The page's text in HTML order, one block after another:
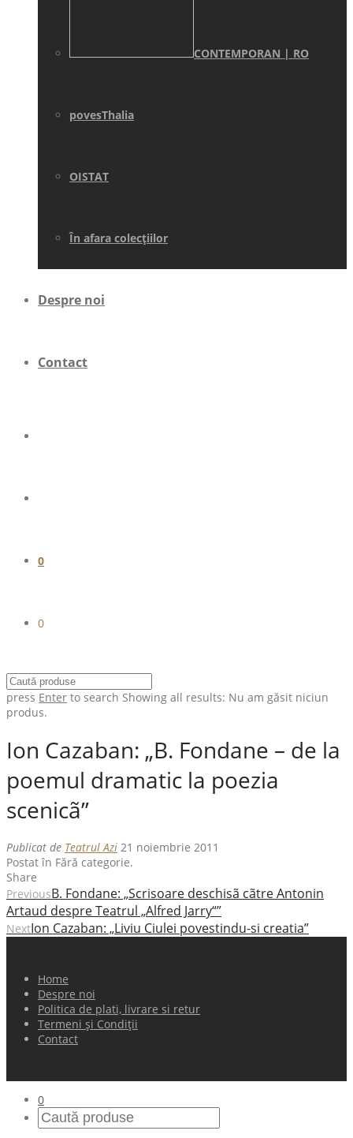
CONTEMPORAN | RO
povesThalia
OISTAT
În afara colecţiilor
Despre noi
Contact
0
0
press Enter to search Showing all results: Nu am găsit niciun
produs.
Ion Cazaban: „B. Fondane – de la
poemul dramatic la poezia
scenicã”
Publicat de Teatrul Azi 21 noiembrie 2011
Postat în Fără categorie.
Share
PreviousB. Fondane: „Scrisoare deschisã cãtre Antonin
Artaud despre Teatrul „Alfred Jarry“”
NextIon Cazaban: „Liviu Ciulei povestindu-si creatia”
Home
Despre noi
Politica de plati, livrare si retur
Termeni și Condiții
Contact
0